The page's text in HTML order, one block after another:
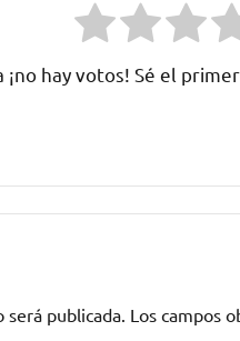
¡no hay votos! Sé el
publicada. Los campos